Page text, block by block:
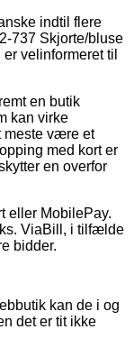
indtil flere
737 Skjorte/bluse
velinformeret til
en butik
kan virke
meste være et
med kort er
en overfor
eller MobilePay.
ViaBill, i tilfælde
bidder.
kan de i og
det er tit ikke